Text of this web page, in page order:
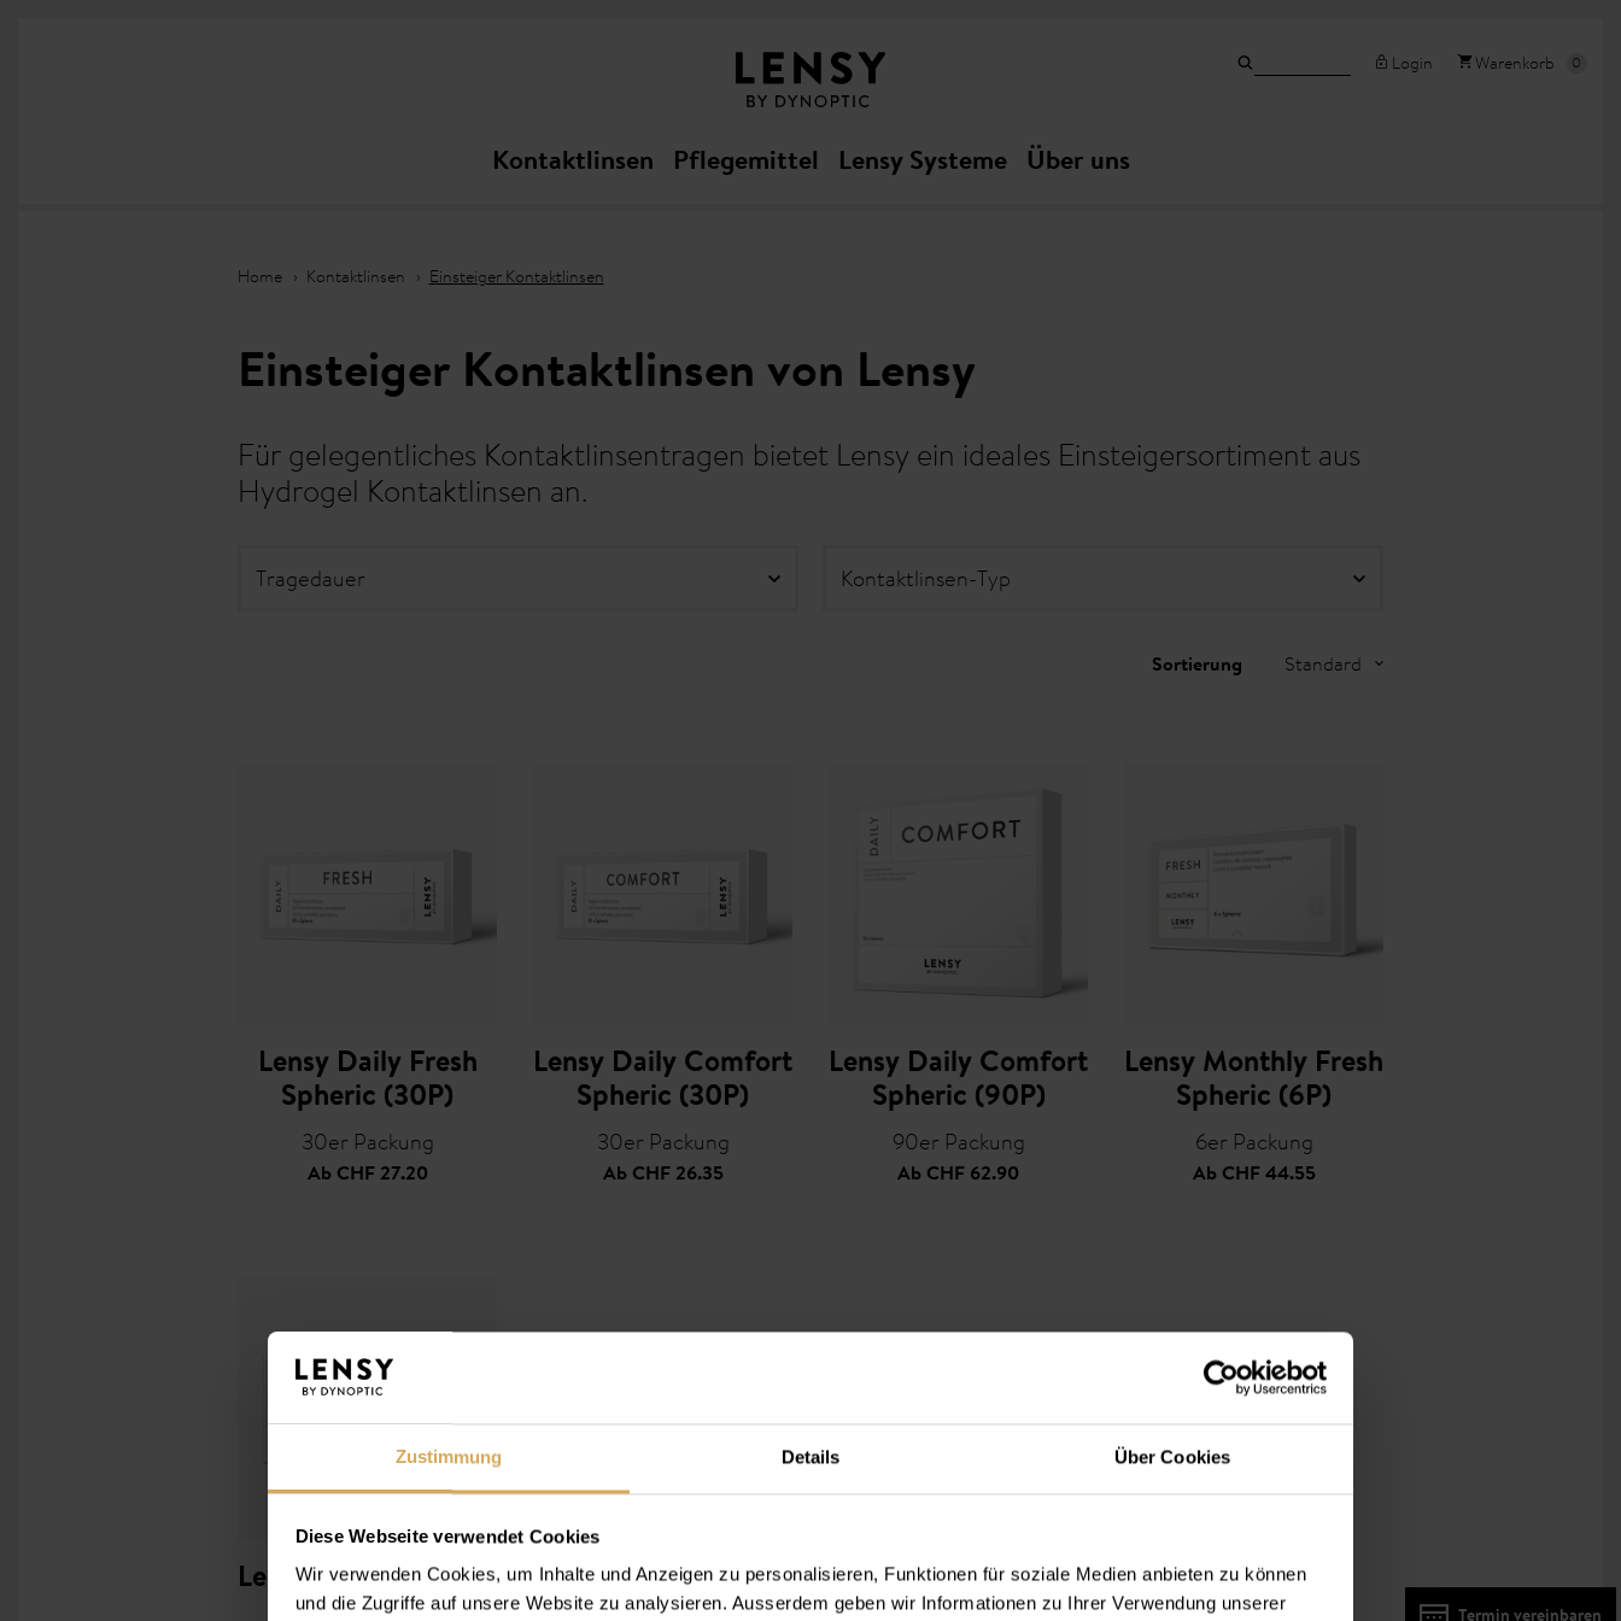
Zustimmung Details Über Cookies
Diese Webseite verwendet Cookies
Wir verwenden Cookies, um Inhalte und Anzeigen zu personalisieren, Funktionen für soziale Medien anbieten zu können
und die Zugriffe auf unsere Website zu analysieren. Ausserdem geben wir Informationen zu Ihrer Verwendung unserer
Kontaktlinsen Pflegemittel Lensy Systeme Über uns
Login Warenkorb
Home Kontaktlinsen Einsteiger Kontaktlinsen
Einsteiger Kontaktlinsen von Lensy
Für gelegentliches Kontaktlinsentragen bietet Lensy ein ideales Einsteigersortiment aus
Hydrogel Kontaktlinsen an.
Tragedauer Kontaktlinsen-Typ
Sortierung Standard
Lensy Daily Fresh
Spheric (30P)
30er Packung
AbCHF 27.20
Lensy Daily Comfort
Spheric (30P)
30er Packung
AbCHF 26.35
Lensy Daily Comfort
Spheric (90P)
90er Packung
Ab CHF 62.90
Lensy Monthly Fresh
Spheric (6P)
6er Packung
AbCHF 44.55
Lensy Monthly Fresh
Toric (3P)
Termin vereinbaren